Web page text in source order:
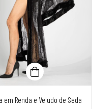
em Renda e Veludo de Seda